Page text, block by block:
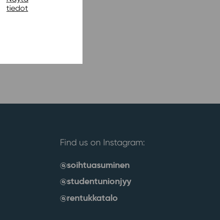
tiedot
Find us on Instagram:
@soihtuasuminen
@studentunionjyy
@rentukkatalo